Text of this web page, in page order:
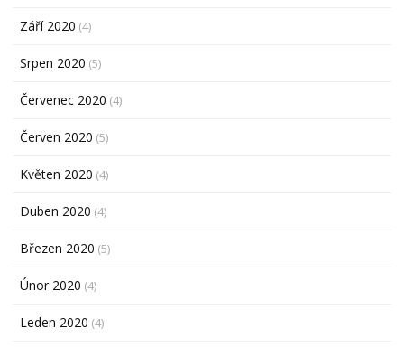
Září 2020 (4)
Srpen 2020 (5)
Červenec 2020 (4)
Červen 2020 (5)
Květen 2020 (4)
Duben 2020 (4)
Březen 2020 (5)
Únor 2020 (4)
Leden 2020 (4)